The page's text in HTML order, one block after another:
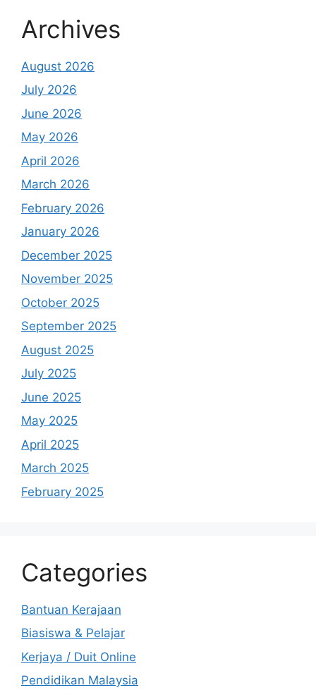
Archives
August 2026
July 2026
June 2026
May 2026
April 2026
March 2026
February 2026
January 2026
December 2025
November 2025
October 2025
September 2025
August 2025
July 2025
June 2025
May 2025
April 2025
March 2025
February 2025
Categories
Bantuan Kerajaan
Biasiswa & Pelajar
Kerjaya / Duit Online
Pendidikan Malaysia